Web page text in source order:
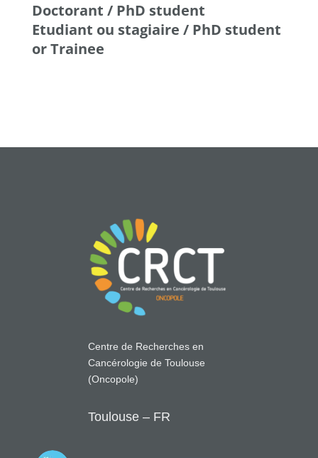
Doctorant / PhD student
Etudiant ou stagiaire / PhD student
or Trainee
Centre de Recherches en
Cancérologie de Toulouse
(Oncopole)
Toulouse – FR